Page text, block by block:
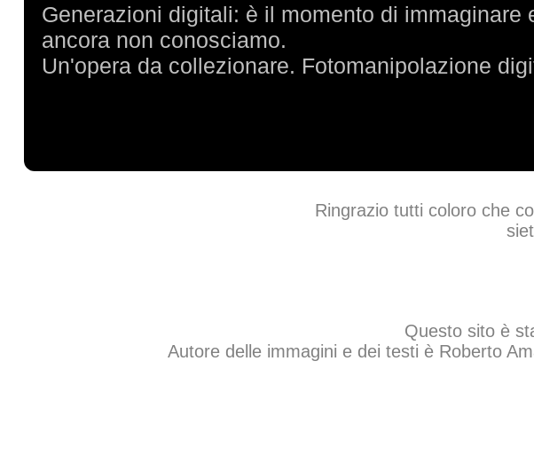
Generazioni digitali: è il momento di
ancora non conosciamo.
Un'opera da collezionare. Fotomanipolazione
Ringrazio tutti coloro che
Questo sito è
Autore delle immagini e dei testi è Roberto